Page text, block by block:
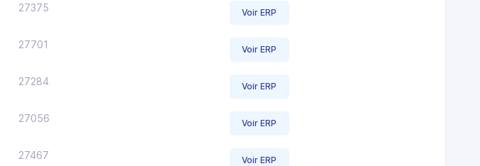
27375 Voir ERP
27701 Voir ERP
27284 Voir ERP
27056 Voir ERP
27467 Voir ERP